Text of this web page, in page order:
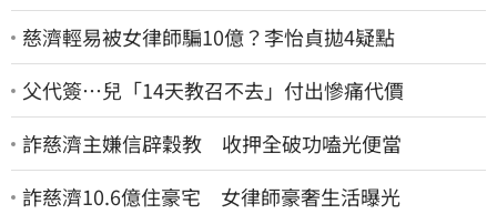
慈濟輕易被女律師騙10億？李怡貞拋4疑點
父代簽…兒「14天教召不去」付出慘痛代價
詐慈濟主嫌信辟穀教 收押全破功嗑光便當
詐慈濟10.6億住豪宅 女律師豪奢生活曝光